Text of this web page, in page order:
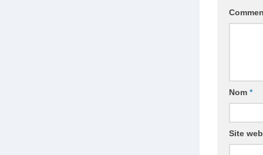
Nom *
Site web